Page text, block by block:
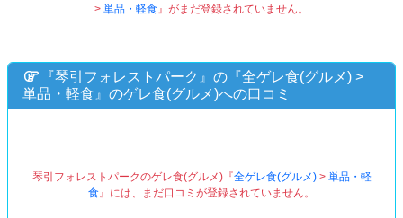
> 単品・軽食』がまだ登録されていません。
『琴引フォレストパーク』の『全ゲレ食(グルメ) >
単品・軽食 』のゲレ食(グルメ)への口コミ
琴引フォレストパークのゲレ食(グルメ)『全ゲレ食(グルメ)> 単品・軽
食 』には、まだ口コミが登録されていません。